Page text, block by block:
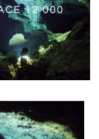
12 000
PEREZOSO
DE